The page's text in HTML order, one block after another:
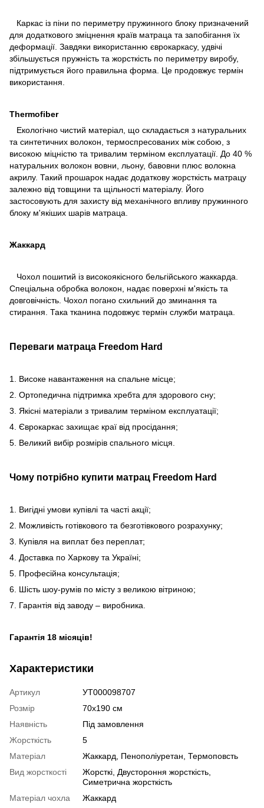
Каркас із піни по периметру пружинного блоку призначений
для додаткового зміцнення країв матраца та запобігання їх
деформації. Завдяки використанню єврокаркасу, удвічі
збільшується пружність та жорсткість по периметру виробу,
підтримується його правильна форма. Це продовжує термін
використання.
Thermofiber
Екологічно чистий матеріал, що складається з натуральних
та синтетичних волокон, термоспресованих між собою, з
високою міцністю та тривалим терміном експлуатації. До 40 %
натуральних волокон вовни, льону, бавовни плюс волокна
акрилу. Такий прошарок надає додаткову жорсткість матрацу
залежно від товщини та щільності матеріалу. Його
застосовують для захисту від механічного впливу пружинного
блоку м'якіших шарів матраца.
Жаккард
Чохол пошитий із високоякісного бельгійського жаккарда.
Спеціальна обробка волокон, надає поверхні м'якість та
довговічність. Чохол погано схильний до зминання та
стирання. Така тканина подовжує термін служби матраца.
Переваги матраца Freedom Hard
1. Високе навантаження на спальне місце;
2. Ортопедична підтримка хребта для здорового сну;
3. Якісні матеріали з тривалим терміном експлуатації;
4. Єврокаркас захищає краї від просідання;
5. Великий вибір розмірів спального місця.
Чому потрібно купити матрац Freedom Hard
1. Вигідні умови купівлі та часті акції;
2. Можливість готівкового та безготівкового розрахунку;
3. Купівля на виплат без переплат;
4. Доставка по Харкову та Україні;
5. Професійна консультація;
6. Шість шоу-румів по місту з великою вітриною;
7. Гарантія від заводу – виробника.
Гарантія 18 місяців!
Характеристики
Артикул
УТ000098707
Розмір
70х190 см
Наявність
Під замовлення
Жорсткість
5
Матеріал
Жаккард Пенополіуретан Термоповсть
Вид жорсткості
Жорсткі Двустороння жорсткість
Симетрична жорсткість
Матеріал чохла
Жаккард